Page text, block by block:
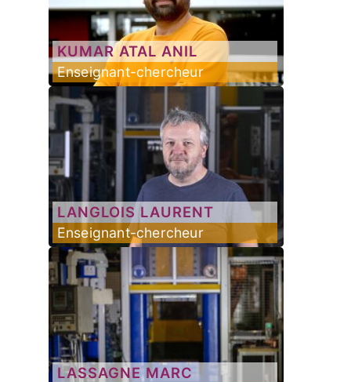
KUMAR ATAL ANIL
Enseignant-chercheur
LANGLOIS LAURENT
Enseignant-chercheur
LASSAGNE MARC